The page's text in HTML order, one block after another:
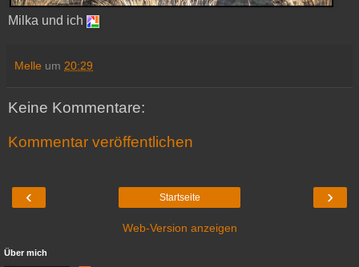
Milka und ich
Melle um 20:29
Keine Kommentare:
Kommentar veröffentlichen
‹ ›
Startseite
Web-Version anzeigen
Über mich